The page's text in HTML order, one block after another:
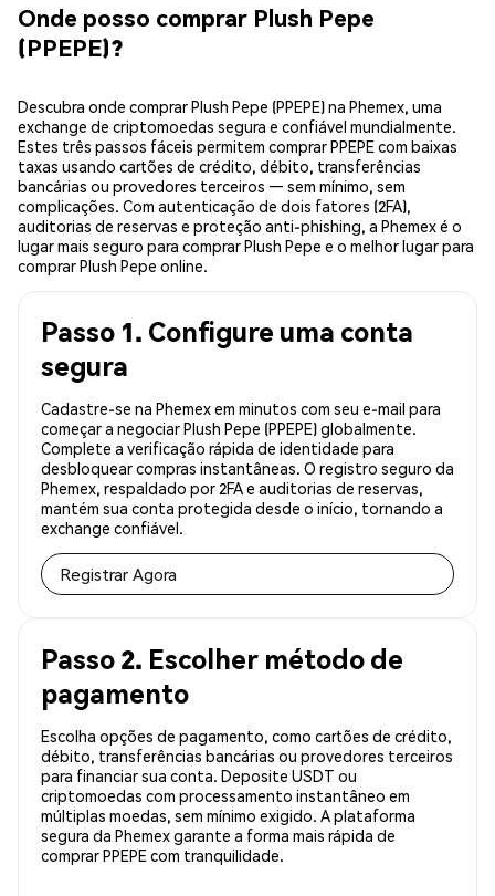
Onde posso comprar Plush Pepe
(PPEPE)?
Descubra onde comprar Plush Pepe (PPEPE) na Phemex, uma
exchange de criptomoedas segura e confiável mundialmente.
Estes três passos fáceis permitem comprar PPEPE com baixas
taxas usando cartões de crédito, débito, transferências
bancárias ou provedores terceiros — sem mínimo, sem
complicações. Com autenticação de dois fatores (2FA),
auditorias de reservas e proteção anti-phishing, a Phemex é o
lugar mais seguro para comprar Plush Pepe e o melhor lugar para
comprar Plush Pepe online.
Passo 1. Configure uma conta
segura
Cadastre-se na Phemex em minutos com seu e-mail para
começar a negociar Plush Pepe (PPEPE) globalmente.
Complete a verificação rápida de identidade para
desbloquear compras instantâneas. O registro seguro da
Phemex, respaldado por 2FA e auditorias de reservas,
mantém sua conta protegida desde o início, tornando a
exchange confiável.
Registrar Agora
Passo 2. Escolher método de
pagamento
Escolha opções de pagamento, como cartões de crédito,
débito, transferências bancárias ou provedores terceiros
para financiar sua conta. Deposite USDT ou
criptomoedas com processamento instantâneo em
múltiplas moedas, sem mínimo exigido. A plataforma
segura da Phemex garante a forma mais rápida de
comprar PPEPE com tranquilidade.